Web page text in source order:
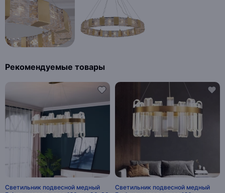
Рекомендуемые товары
Светильник подвесной медный
Светильник подвесной медный